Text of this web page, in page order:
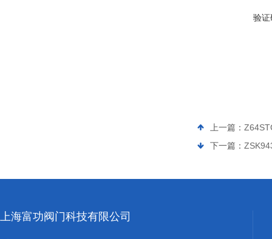
验证
上一篇：
下一篇：
上海富功阀门科技有限公司